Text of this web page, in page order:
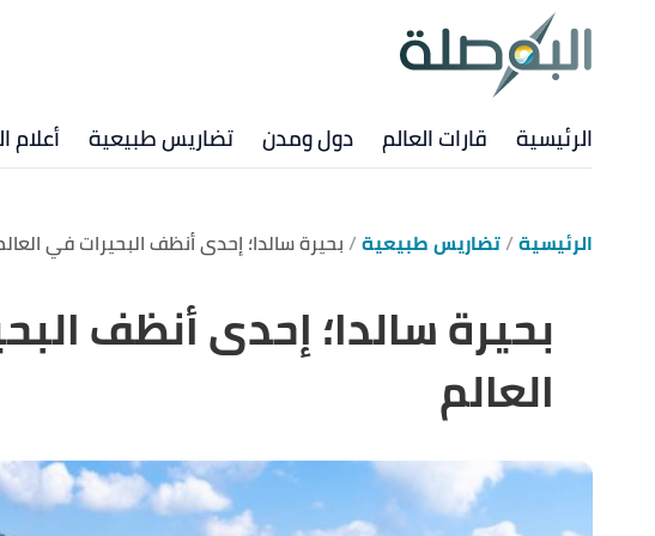
الرئيسية قارات العالم دول ومدن تضاريس طبيعية أعلام
الرئيسية تضاريس طبيعية بحيرة سالدا؛ إحدى أنظف البحيرات في
بحيرة سالدا؛ إحدى أنظف
العالم